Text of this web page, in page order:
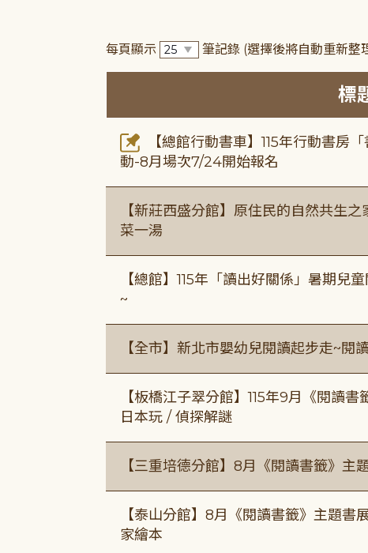
每頁顯示 筆記錄 (選擇後將自動重新整
標
【總館行動書車】115年行動書房
動-8月場次7/24開始報名
【新莊西盛分館】原住民的自然共生
菜一湯
【總館】115年「讀出好關係」暑期兒
~
【全市】新北市嬰幼兒閱讀起步走~閱
【板橋江子翠分館】115年9月《閱讀
日本玩 / 偵探解謎
【三重培德分館】8月《閱讀書籤》主
【泰山分館】8月《閱讀書籤》主題
家繪本